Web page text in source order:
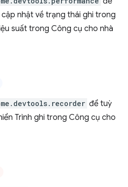
nhật về trạng thái ghi trong
suất trong Công cụ cho nhà
để tuỳ
Trình ghi trong Công cụ cho